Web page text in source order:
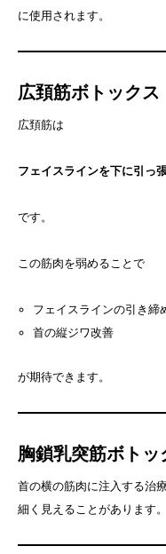
に使用されます。
広頚筋ボトックス
広頚筋は
フェイスラインを下に引っ
です。
この筋肉を弱めることで
フェイスラインの引き締
首の縦ジワ改善
が期待できます。
胸鎖乳突筋ボトッ
首の横の筋肉に注入する治
細く見えることがあります。